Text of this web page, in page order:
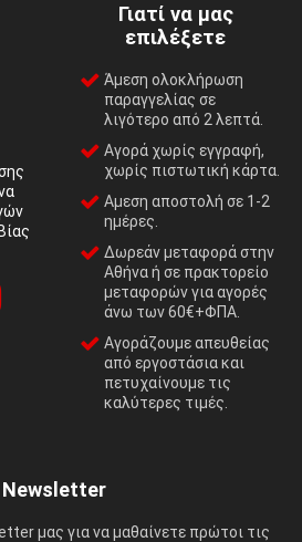
Γιατί να μας
επιλέξετε
Άμεση ολοκλήρωση
παραγγελίας σε
λιγότερο από 2 λεπτά.
Αγορά χωρίς εγγραφή,
χωρίς πιστωτική κάρτα.
Αμεση αποστολή σε 1-2
ημέρες.
Δωρεάν μεταφορά στην
Αθήνα ή σε πρακτορείο
μεταφορών για αγορές
άνω των 60€+ΦΠΑ.
Αγοράζουμε απευθείας
από εργοστάσια και
πετυχαίνουμε τις
καλύτερες τιμές.
Newsletter
μας για να μαθαίνετε πρώτοι τις